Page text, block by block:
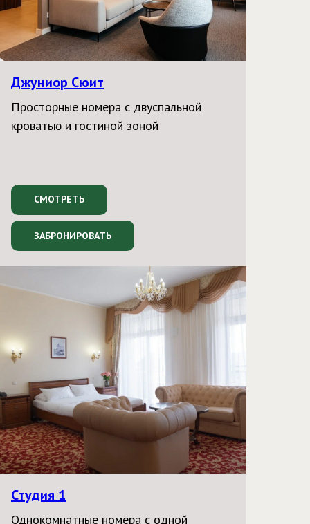
Джуниор Сюит
Просторные номера с двуспальной
кроватью и гостиной зоной
СМОТРЕТЬ
ЗАБРОНИРОВАТЬ
Студия 1
Однокомнатные номера с одной